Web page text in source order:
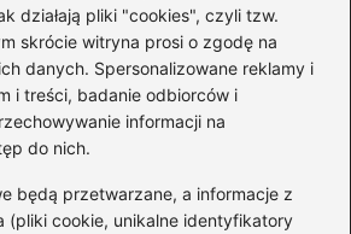
działają pliki "cookies", czyli tzw.
skrócie witryna prosi o zgodę na
danych. Spersonalizowane reklamy i
i treści, badanie odbiorców i
informacji na
do nich.
będą przetwarzane, a informacje z
(pliki cookie, unikalne identyfikatory
styropian do
Przewodnik po
sprzętu
Kategorie